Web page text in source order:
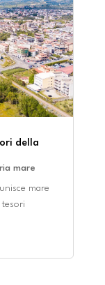
della
mare
mare